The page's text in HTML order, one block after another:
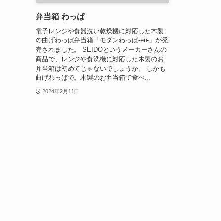
弁当箱 わっぱ
電子レンジや食器洗い乾燥機に対応した木製
の曲げわっぱ弁当箱「モダンわっぱ-en-」が発
売されました。 SEIDOというメーカーさんの
商品で、レンジや食洗機に対応した木製のお
弁当箱は初めてじゃないでしょうか。 しかも
曲げわっぱで。木製のお弁当箱で食べ...
2024年2月11日